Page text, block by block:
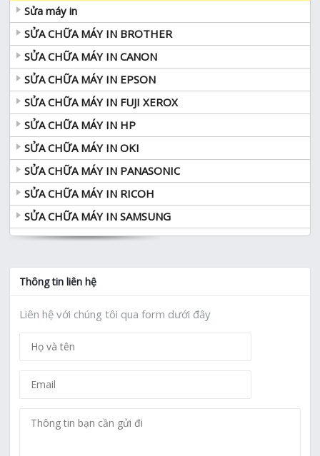
Sửa máy in
SỬA CHỮA MÁY IN BROTHER
SỬA CHỮA MÁY IN CANON
SỬA CHỮA MÁY IN EPSON
SỬA CHỮA MÁY IN FUJI XEROX
SỬA CHỮA MÁY IN HP
SỬA CHỮA MÁY IN OKI
SỬA CHỮA MÁY IN PANASONIC
SỬA CHỮA MÁY IN RICOH
SỬA CHỮA MÁY IN SAMSUNG
Thông tin liên hệ
Liên hệ với chúng tôi qua form dưới đây